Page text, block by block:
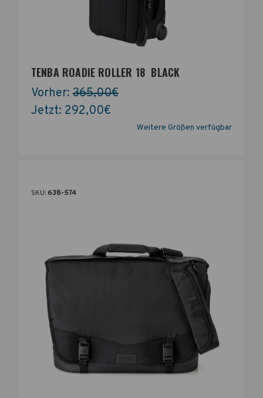
TENBA ROADIE ROLLER 18  BLACK
Vorher: 365,00€
Jetzt: 292,00€
Weitere Größen verfügbar
SKU: 638-574